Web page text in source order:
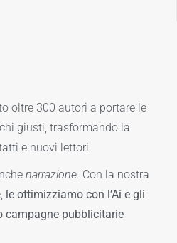
oltre 300 autori a portare le
giusti, trasformando la
e nuovi lettori.
narrazione. Con la nostra
le ottimizziamo con l’Ai e gli
campagne pubblicitarie